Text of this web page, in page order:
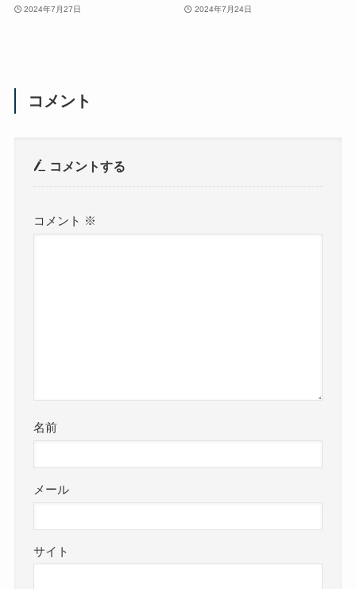
2024年7月27日 2024年7月24日
コメント
コメントする
コメント ※
名前
メール
サイト